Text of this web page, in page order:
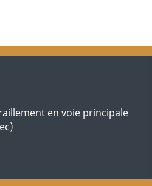
en voie principale